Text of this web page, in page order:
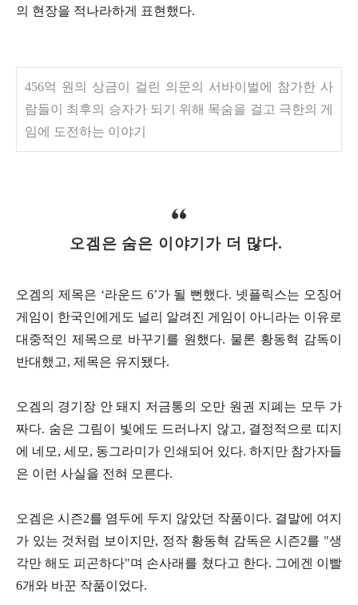
의 현장을 적나라하게 표현했다.
456억 원의 상금이 걸린 의문의 서바이벌에 참가한 사
람들이 최후의 승자가 되기 위해 목숨을 걸고 극한의 게
임에 도전하는 이야기
오겜은 숨은 이야기가 더 많다.
오겜의 제목은 ‘라운드 6’가 될 뻔했다. 넷플릭스는 오징어
게임이 한국인에게도 널리 알려진 게임이 아니라는 이유로
대중적인 제목으로 바꾸기를 원했다. 물론 황동혁 감독이
반대했고, 제목은 유지됐다.
오겜의 경기장 안 돼지 저금통의 오만 원권 지폐는 모두 가
짜다. 숨은 그림이 빛에도 드러나지 않고, 결정적으로 띠지
에 네모, 세모, 동그라미가 인쇄되어 있다. 하지만 참가자들
은 이런 사실을 전혀 모른다.
오겜은 시즌2를 염두에 두지 않았던 작품이다. 결말에 여지
가 있는 것처럼 보이지만, 정작 황동혁 감독은 시즌2를 "생
각만 해도 피곤하다"며 손사래를 쳤다고 한다. 그에겐 이빨
6개와 바꾼 작품이었다.